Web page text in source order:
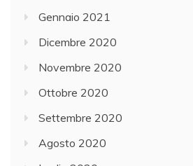
Gennaio 2021
Dicembre 2020
Novembre 2020
Ottobre 2020
Settembre 2020
Agosto 2020